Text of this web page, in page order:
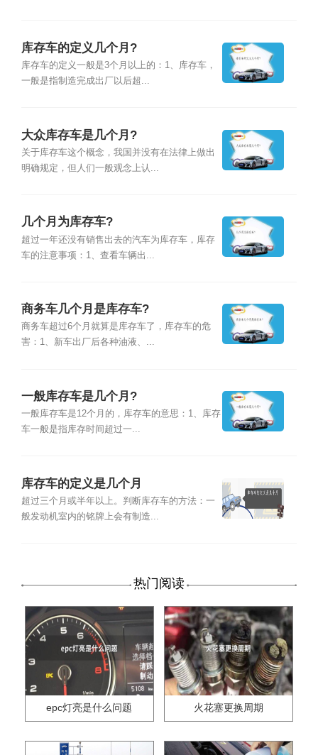
库存车的定义几个月?
库存车的定义一般是3个月以上的：1、库存车，
一般是指制造完成出厂以后超...
大众库存车是几个月?
关于库存车这个概念，我国并没有在法律上做出
明确规定，但人们一般观念上认...
几个月为库存车?
超过一年还没有销售出去的汽车为库存车，库存
车的注意事项：1、查看车辆出...
商务车几个月是库存车?
商务车超过6个月就算是库存车了，库存车的危
害：1、新车出厂后各种油液、...
一般库存车是几个月?
一般库存车是12个月的，库存车的意思：1、库存
车一般是指库存时间超过一...
库存车的定义是几个月
超过三个月或半年以上。判断库存车的方法：一
般发动机室内的铭牌上会有制造...
热门阅读
epc灯亮是什么问题 火花塞更换周期